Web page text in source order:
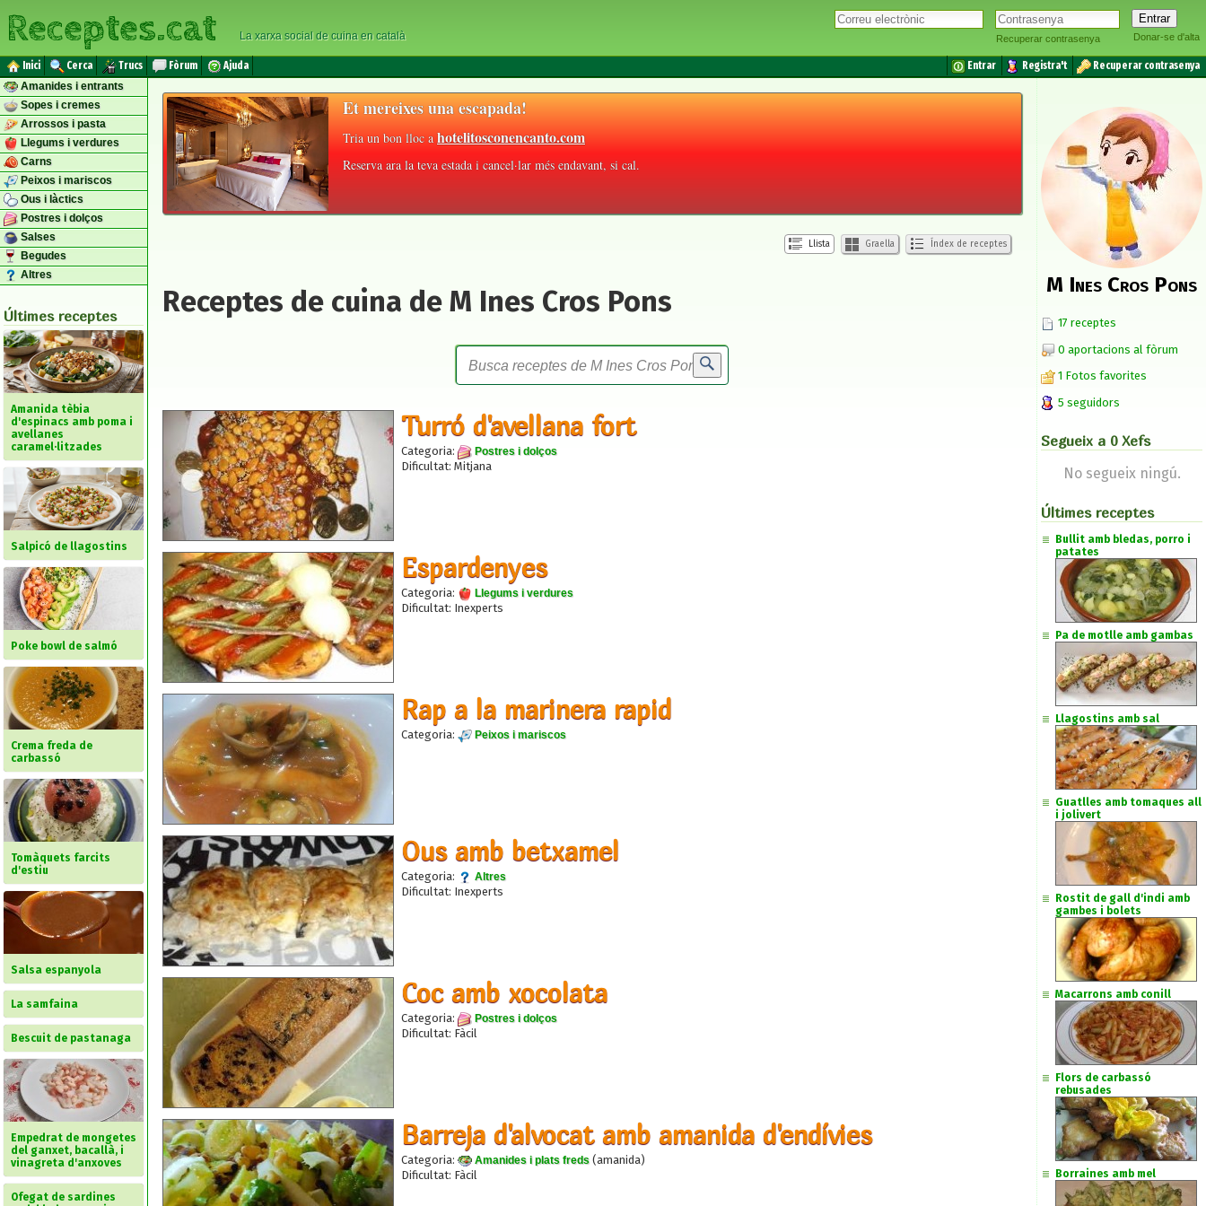
Recuperar contrasenya Donar-se d'alta
Receptes.cat La xarxa social de cuina en català
Inici Cerca Trucs Fòrum Ajuda Entrar Registra't
Recuperar contrasenya
Amanides i entrants
Sopes i cremes
Arrossos i pasta
Llegums i verdures
Carns
Peixos i mariscos
Ous i làctics
Postres i dolços
Salses
Begudes
Altres
Últimes receptes
Amanida tèbia
d'espinacs amb poma i
avellanes
caramel·litzades
Salpicó de llagostins
Poke bowl de salmó
Crema freda de
carbassó
Tomàquets farcits
d'estiu
Salsa espanyola
La samfaina
Bescuit de pastanaga
Empedrat de mongetes
del ganxet, bacallà, i
vinagreta d'anxoves
Ofegat de sardines
Et mereixes una escapada!
Tria un bon lloc ahotelitosconencanto.com
Reserva ara la teva estada i cancel·lar més endavant, si cal.
Llista Graella Índex de receptes
Receptes de cuina de M Ines Cros Pons
Turró d'avellana fort
Categoria: Postres i dolços
Dificultat: Mitjana
Espardenyes
Categoria: Llegums i verdures
Dificultat: Inexperts
Rap a la marinera rapid
Categoria: Peixos i mariscos
Ous amb betxamel
Categoria: Altres
Dificultat: Inexperts
Coc amb xocolata
Categoria: Postres i dolços
Dificultat: Fàcil
Barreja d'alvocat amb amanida d'endívies
Categoria: Amanides i plats freds (amanida)
Dificultat: Fàcil
M Ines Cros Pons
17 receptes
0 aportacions al fòrum
1 Fotos favorites
5 seguidors
Segueix a 0 Xefs
No segueix ningú.
Últimes receptes
Bullit amb bledas, porro i
patates
Pa de motlle amb gambas
Llagostins amb sal
Guatlles amb tomaques all
i jolivert
Rostit de gall d'indi amb
gambes i bolets
Macarrons amb conill
Flors de carbassó
rebusades
Borraines amb mel